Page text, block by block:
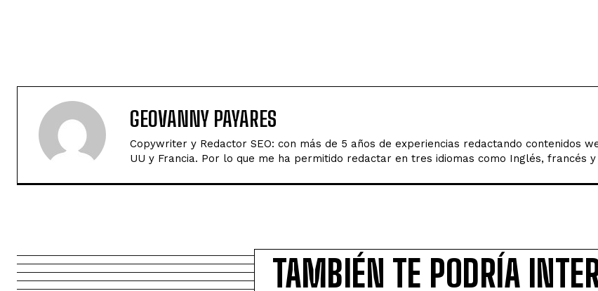
GEOVANNY PAYARES
Copywriter y Redactor SEO: con más de 5 años de experiencias redactando contenidos
UU y Francia. Por lo que me ha permitido redactar en tres idiomas como Inglés, francés
TAMBIÉN TE PODRÍA